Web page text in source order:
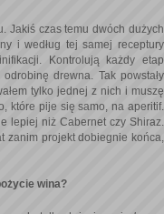
Jakiś czas temu dwóch dużych
i według tej samej receptury
Kontrolują każdy etap
drewna. Tak powstały
tylko jednej z nich i muszę
które pije się samo, na aperitif.
lepiej niż Cabernet czy Shiraz.
zanim projekt dobiegnie końca,
wina?